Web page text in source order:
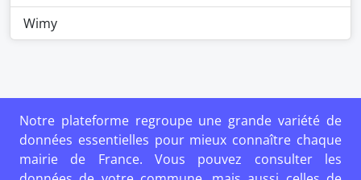
Wimy
Notre plateforme regroupe une grande variété de
données essentielles pour mieux connaître chaque
mairie de France. Vous pouvez consulter les